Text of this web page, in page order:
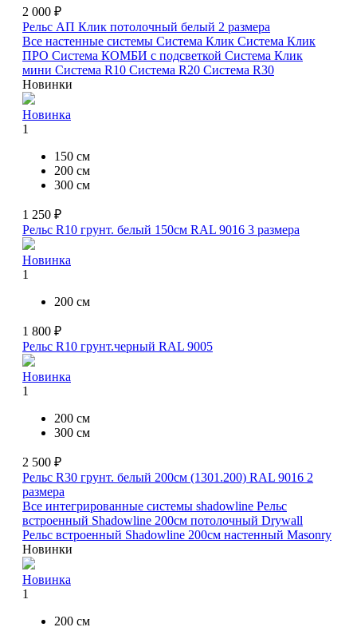
2 000 ₽
Рельс АП Клик потолочный белый 2 размера
Все настенные системы Система Клик Система Клик
ПРО Система КОМБИ с подсветкой Система Клик
мини Система R10 Система R20 Система R30
Новинки
Новинка
1
150 см
200 см
300 см
1 250 ₽
Рельс R10 грунт. белый 150см RAL 9016 3 размера
Новинка
1
200 см
1 800 ₽
Рельс R10 грунт.черный RAL 9005
Новинка
1
200 см
300 см
2 500 ₽
Рельс R30 грунт. белый 200см (1301.200) RAL 9016 2
размера
Все интегрированные системы shadowline Рельс
встроенный Shadowline 200см потолочный Drywall
Рельс встроенный Shadowline 200см настенный Masonry
Новинки
Новинка
1
200 см